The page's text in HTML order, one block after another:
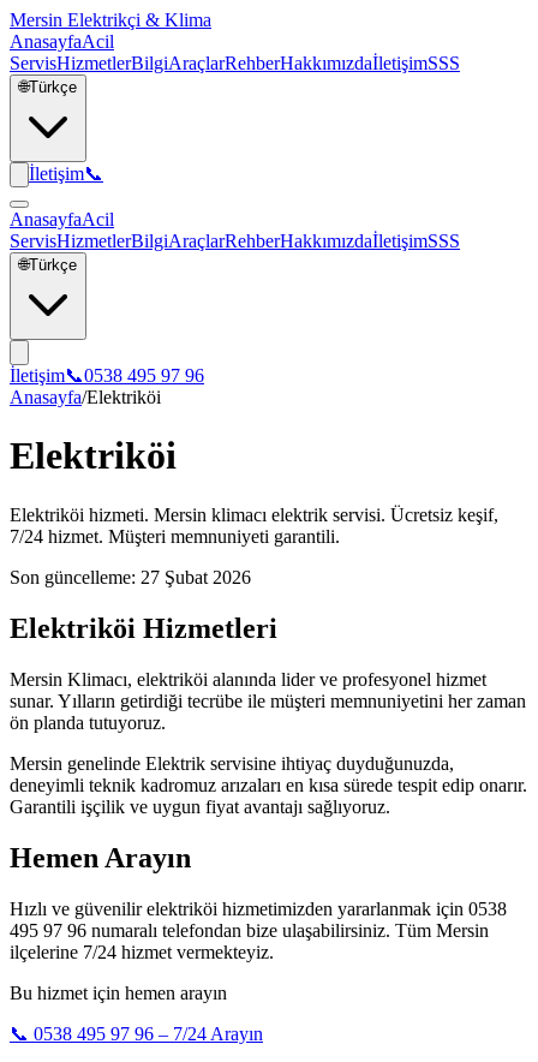
Mersin Elektrikçi & Klima
AnasayfaAcil
ServisHizmetlerBilgiAraçlarRehberHakkımızdaİletişimSSS
🌐Türkçe
İletişim📞
AnasayfaAcil
ServisHizmetlerBilgiAraçlarRehberHakkımızdaİletişimSSS
🌐Türkçe
İletişim📞0538 495 97 96
Anasayfa/Elektriköi
Elektriköi
Elektriköi hizmeti. Mersin klimacı elektrik servisi. Ücretsiz keşif,
7/24 hizmet. Müşteri memnuniyeti garantili.
Son güncelleme: 27 Şubat 2026
Elektriköi Hizmetleri
Mersin Klimacı, elektriköi alanında lider ve profesyonel hizmet
sunar. Yılların getirdiği tecrübe ile müşteri memnuniyetini her zaman
ön planda tutuyoruz.
Mersin genelinde Elektrik servisine ihtiyaç duyduğunuzda,
deneyimli teknik kadromuz arızaları en kısa sürede tespit edip onarır.
Garantili işçilik ve uygun fiyat avantajı sağlıyoruz.
Hemen Arayın
Hızlı ve güvenilir elektriköi hizmetimizden yararlanmak için 0538
495 97 96 numaralı telefondan bize ulaşabilirsiniz. Tüm Mersin
ilçelerine 7/24 hizmet vermekteyiz.
Bu hizmet için hemen arayın
📞 0538 495 97 96 – 7/24 Arayın